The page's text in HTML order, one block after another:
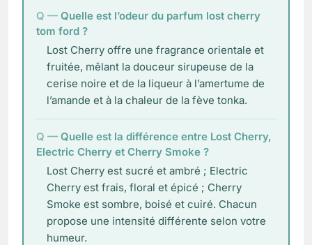
Quelle est l’odeur du parfum lost cherry
tom ford ?
Lost Cherry offre une fragrance orientale et
fruitée, mêlant la douceur sirupeuse de la
cerise noire et de la liqueur à l’amertume de
l’amande et à la chaleur de la fève tonka.
Quelle est la différence entre Lost Cherry,
Electric Cherry et Cherry Smoke ?
Lost Cherry est sucré et ambré ; Electric
Cherry est frais, floral et épicé ; Cherry
Smoke est sombre, boisé et cuiré. Chacun
propose une intensité différente selon votre
humeur.